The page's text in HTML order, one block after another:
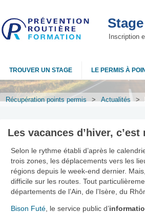
Stage
Inscription
TROUVER UN STAGE LE PERMIS À
Récupération points permis > Actualités >
Les vacances d’hiver,
Selon le rythme établi d’après le
trois zones, les déplacements vers les
régions depuis le week-end dernier.
difficile sur les routes. Tout
départements de l’Ain, de l’Isère, du
Bison Futé , le service public d’